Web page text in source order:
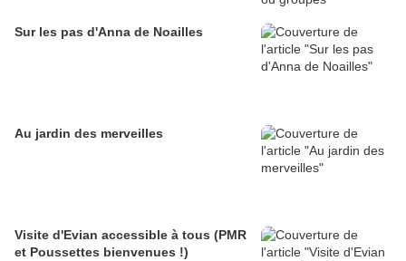
Sur les pas d'Anna de Noailles
Au jardin des merveilles
Visite d'Evian accessible à tous (PMR
et Poussettes bienvenues !)